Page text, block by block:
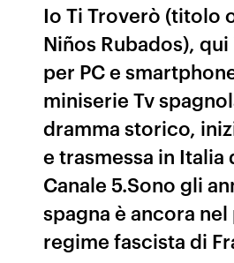
Io Ti Troverò (titolo
Niños Rubados),
per PC e
miniserie Tv
dramma storico,
e trasmessa in Italia
Canale 5.Sono gli
spagna è ancora
regime fascista di